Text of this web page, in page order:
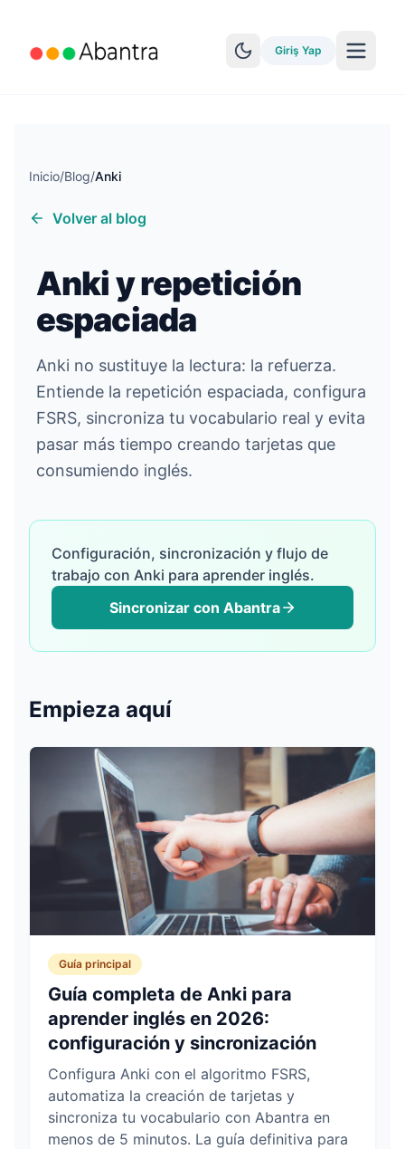
Giriş Yap
DAHA FAZLA ÖZELLIK
YouTube Öğrenimi
Anki Senkronizasyonu
Hikayeleri keşfet
Seviye Testi
Ücretsiz Başla
Español Français Deutsch Italiano
Inicio/Blog/Anki
Volver al blog
Anki y repetición
espaciada
Anki no sustituye la lectura: la refuerza.
Entiende la repetición espaciada, configura
FSRS, sincroniza tu vocabulario real y evita
pasar más tiempo creando tarjetas que
consumiendo inglés.
Configuración, sincronización y flujo de
trabajo con Anki para aprender inglés.
Sincronizar con Abantra
Empieza aquí
Guía principal
Guía completa de Anki para
aprender inglés en 2026:
configuración y sincronización
Configura Anki con el algoritmo FSRS,
automatiza la creación de tarjetas y
sincroniza tu vocabulario con Abantra en
menos de 5 minutos. La guía definitiva para